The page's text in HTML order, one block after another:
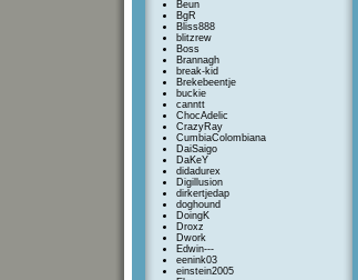
Beun
BgR
Bliss888
blitzrew
Boss
Brannagh
break-kid
Brekebeentje
buckie
canntt
ChocAdelic
CrazyRay
CumbiaColombiana
DaiSaigo
DaKeY
didadurex
Digillusion
dirkertjedap
doghound
DoingK
Droxz
Dwork
Edwin---
eenink03
einstein2005